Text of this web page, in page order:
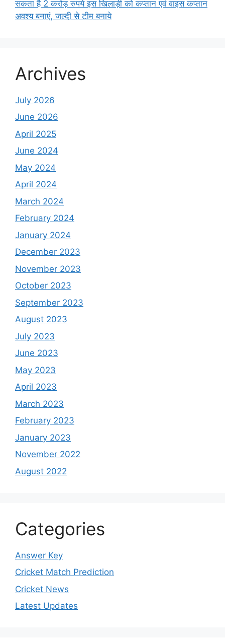
सकता है 2 करोड़ रुपये इस खिलाड़ी को कप्तान एवं वाइस कप्तान
अवश्य बनाएं, जल्दी से टीम बनाये
Archives
July 2026
June 2026
April 2025
June 2024
May 2024
April 2024
March 2024
February 2024
January 2024
December 2023
November 2023
October 2023
September 2023
August 2023
July 2023
June 2023
May 2023
April 2023
March 2023
February 2023
January 2023
November 2022
August 2022
Categories
Answer Key
Cricket Match Prediction
Cricket News
Latest Updates